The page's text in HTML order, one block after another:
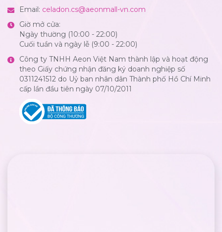
Email: celadon.cs@aeonmall-vn.com
Giờ mở cửa:
Ngày thường (10:00 - 22:00)
Cuối tuần và ngày lễ (9:00 - 22:00)
Công ty TNHH Aeon Việt Nam thành lập và hoạt động
theo Giấy chứng nhận đăng ký doanh nghiệp số
0311241512 do Uỷ ban nhân dân Thành phố Hồ Chí Minh
cấp lần đầu tiên ngày 07/10/2011